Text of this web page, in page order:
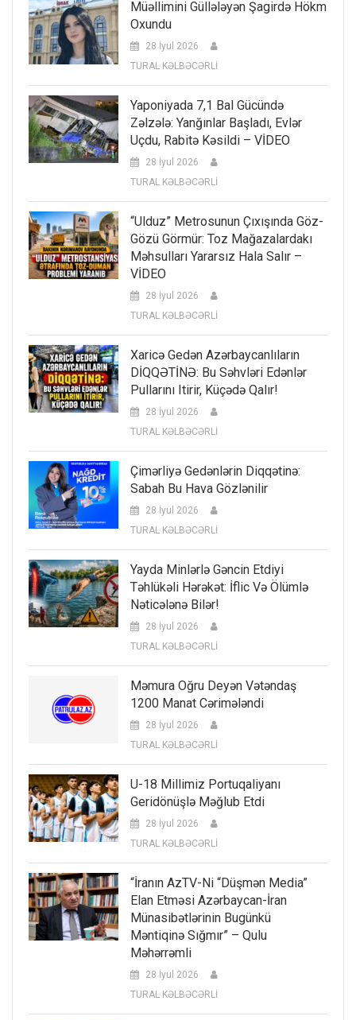
Müəllimini Güllələyən Şagirdə Hökm
Oxundu
28 İyul 2026
TURAL KƏLBƏCƏRLİ
Yaponiyada 7,1 Bal Gücündə
Zəlzələ: Yanğınlar Başladı, Evlər
Uçdu, Rabitə Kəsildi – VİDEO
28 İyul 2026
TURAL KƏLBƏCƏRLİ
“Ulduz” Metrosunun Çıxışında Göz-
Gözü Görmür: Toz Mağazalardakı
Məhsulları Yararsız Hala Salır –
VİDEO
28 İyul 2026
TURAL KƏLBƏCƏRLİ
Xaricə Gedən Azərbaycanlıların
DİQQƏTİNƏ: Bu Səhvləri Edənlər
Pullarını Itirir, Küçədə Qalır!
28 İyul 2026
TURAL KƏLBƏCƏRLİ
Çimərliyə Gedənlərin Diqqətinə:
Sabah Bu Hava Gözlənilir
28 İyul 2026
TURAL KƏLBƏCƏRLİ
Yayda Minlərlə Gəncin Etdiyi
Təhlükəli Hərəkət: İflic Və Ölümlə
Nəticələnə Bilər!
28 İyul 2026
TURAL KƏLBƏCƏRLİ
Məmura Oğru Deyən Vətəndaş
1200 Manat Cərimələndi
28 İyul 2026
TURAL KƏLBƏCƏRLİ
U-18 Millimiz Portuqaliyanı
Geridönüşlə Məğlub Etdi
28 İyul 2026
TURAL KƏLBƏCƏRLİ
“İranın AzTV-Ni “düşmən Media”
Elan Etməsi Azərbaycan-İran
Münasibətlərinin Bugünkü
Məntiqinə Sığmır” – Qulu
Məhərrəmli
28 İyul 2026
TURAL KƏLBƏCƏRLİ